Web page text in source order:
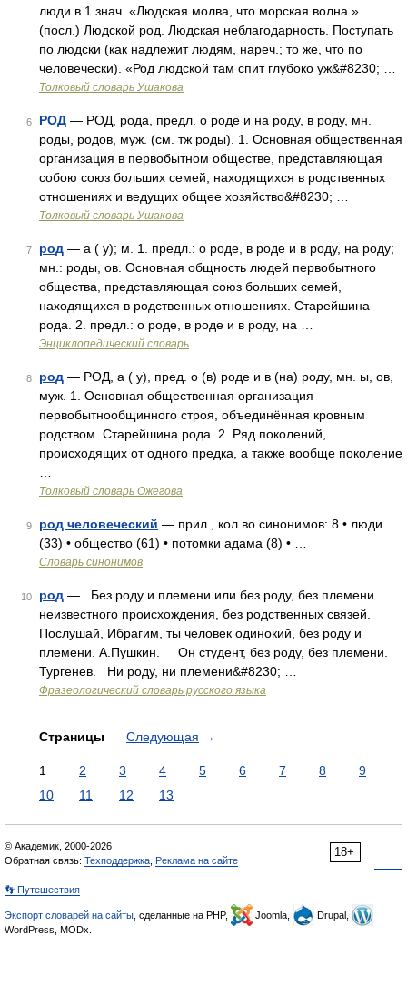
люди в 1 знач. «Людская молва, что морская волна.»
(посл.) Людской род. Людская неблагодарность. Поступать
по людски (как надлежит людям, нареч.; то же, что по
человечески). «Род людской там спит глубоко уж&#8230; …
Толковый словарь Ушакова
6 РОД — РОД, рода, предл. о роде и на роду, в роду, мн.
роды, родов, муж. (см. тж роды). 1. Основная общественная
организация в первобытном обществе, представляющая
собою союз больших семей, находящихся в родственных
отношениях и ведущих общее хозяйство&#8230; …
Толковый словарь Ушакова
7 род — а ( у); м. 1. предл.: о роде, в роде и в роду, на роду;
мн.: роды, ов. Основная общность людей первобытного
общества, представляющая союз больших семей,
находящихся в родственных отношениях. Старейшина
рода. 2. предл.: о роде, в роде и в роду, на …
Энциклопедический словарь
8 род — РОД, а ( у), пред. о (в) роде и в (на) роду, мн. ы, ов,
муж. 1. Основная общественная организация
первобытнообщинного строя, объединённая кровным
родством. Старейшина рода. 2. Ряд поколений,
происходящих от одного предка, а также вообще поколение
Толковый словарь Ожегова
9 род человеческий — прил., кол во синонимов: 8 • люди
(33) • общество (61) • потомки адама (8) • …
Словарь синонимов
10 род — Без роду и племени или без роду, без племени
неизвестного происхождения, без родственных связей.
Послушай, Ибрагим, ты человек одинокий, без роду и
племени. А.Пушкин. Он студент, без роду, без племени.
Тургенев. Ни роду, ни племени&#8230; …
Фразеологический словарь русского языка
Страницы Следующая →
1 2 3 4 5 6 7 8
9
10
11 12 13
18+
© Академик, 2000-2026
Обратная связь: Техподдержка Реклама на сайте
👣 Путешествия
Экспорт словарей на сайты , сделанные на PHP, Joomla,
Drupal,
WordPress, MODx.